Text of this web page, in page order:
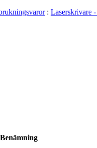
: Laserskrivare
Benämning